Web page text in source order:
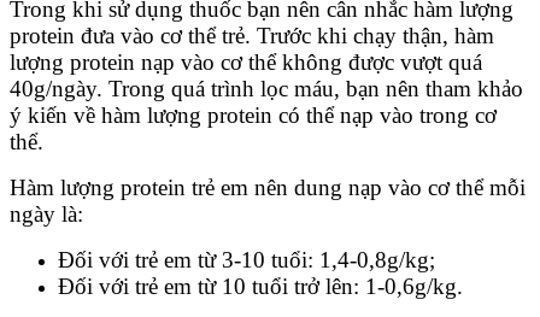
Trong khi sử dụng thuốc bạn nên cân nhắc hàm lượng
protein đưa vào cơ thể trẻ. Trước khi chạy thận, hàm
lượng protein nạp vào cơ thể không được vượt quá
40g/ngày. Trong quá trình lọc máu, bạn nên tham khảo
ý kiến về hàm lượng protein có thể nạp vào trong cơ
thể.
Hàm lượng protein trẻ em nên dung nạp vào cơ thể mỗi
ngày là:
Đối với trẻ em từ 3-10 tuổi: 1,4-0,8g/kg;
Đối với trẻ em từ 10 tuổi trở lên: 1-0,6g/kg.